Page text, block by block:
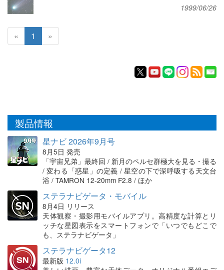
1999/06/26
« 1 »
製品情報
星ナビ 2026年9月号
8月5日 発売
「宇宙兄弟」最終回 / 新月のペルセ群極大を見る・撮る
/ 変わる「惑星」の定義 / 星空の下で深呼吸する天文台
浴 / TAMRON 12-20mm F2.8 / ほか
ステラナビゲータ・モバイル
8月4日 リリース
天体観察・撮影用モバイルアプリ。高精度な計算とリ
ッチな星図表示をスマートフォンで「いつでもどこで
も、ステラナビゲータ」
ステラナビゲータ12
最新版 12.0i